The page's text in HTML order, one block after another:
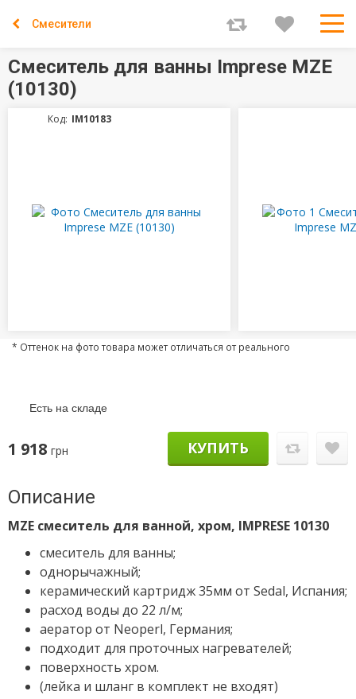
Смесители
Смеситель для ванны Imprese MZE
(10130)
Код: IM10183
* Оттенок на фото товара может отличаться от реального
Есть на складе
1 918 грн КУПИТЬ
Описание
MZE смеситель для ванной, хром, IMPRESE 10130
смеситель для ванны;
однорычажный;
керамический картридж 35мм от Sedal, Испания;
расход воды до 22 л/м;
аератор от Neoperl, Германия;
подходит для проточных нагревателей;
поверхность хром.
(лейка и шланг в комплект не входят)